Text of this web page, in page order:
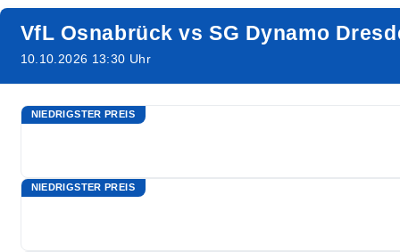
VfL Osnabrück vs SG Dynamo
10.10.2026 13:30 Uhr
NIEDRIGSTER PREIS
NIEDRIGSTER PREIS